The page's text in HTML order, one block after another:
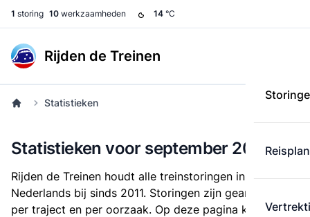
1 storing 10 werkzaamheden 14 °C
Rijden de Treinen
Statistieken
Statistieken voor september 2020
Rijden de Treinen houdt alle treinstoringen in
Nederlands bij sinds 2011. Storingen zijn gearchiveerd
per traject en per oorzaak. Op deze pagina kun je